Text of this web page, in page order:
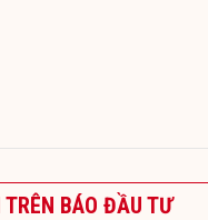
BÁO ĐẦU TƯ